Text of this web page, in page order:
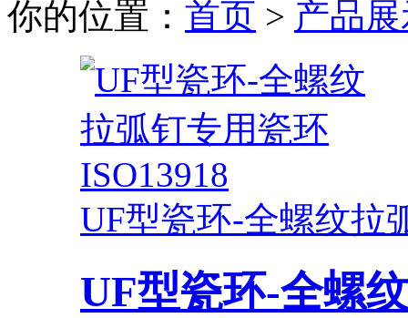
你的位置： 首页 > 产品
UF型瓷环-全螺纹拉
UF型瓷环-全螺